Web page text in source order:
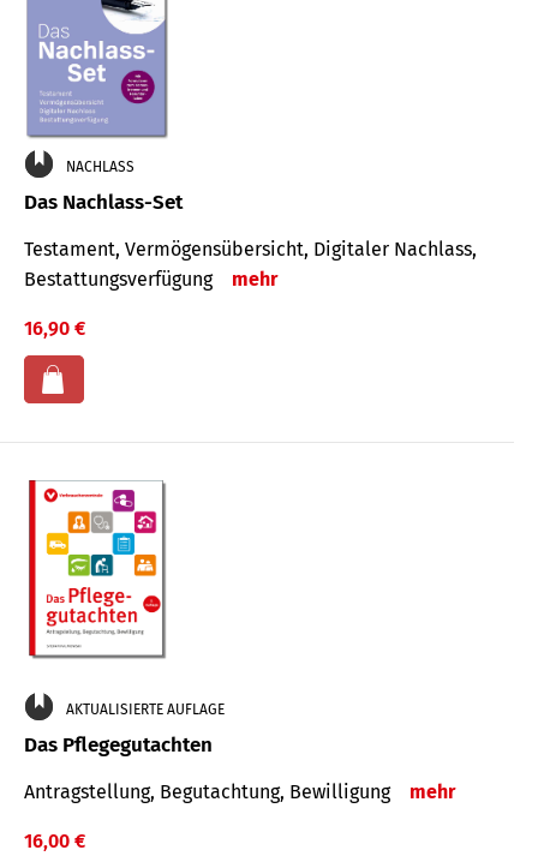
NACHLASS
Das Nachlass-Set
Testament, Vermögens­übersicht, Digitaler Nach­lass,
Bestat­tungs­ver­fügung
mehr
16,90 €
AKTUALISIERTE AUFLAGE
Das Pflegegutachten
Antragstellung, Begutachtung, Bewilligung mehr
16,00 €